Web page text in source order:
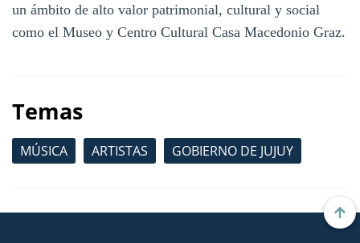
un ámbito de alto valor patrimonial, cultural y social
como el Museo y Centro Cultural Casa Macedonio Graz.
Temas
MÚSICA ARTISTAS GOBIERNO DE JUJUY